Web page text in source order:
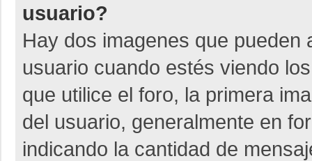
usuario?
Hay dos imagenes que
usuario cuando estés viendo
que utilice el foro, la primera
del usuario, generalmente en
indicando la cantidad de